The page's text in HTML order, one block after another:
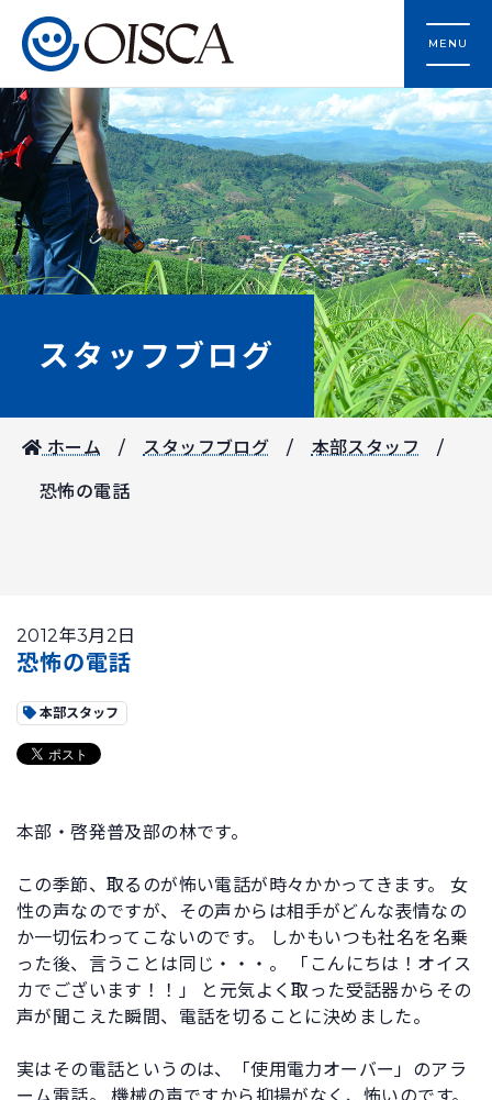
MENU
スタッフブログ
ホーム スタッフブログ 本部スタッフ
恐怖の電話
2012年3月2日
恐怖の電話
本部スタッフ
本部・啓発普及部の林です。
この季節、取るのが怖い電話が時々かかってきます。 女
性の声なのですが、その声からは相手がどんな表情なの
か一切伝わってこないのです。 しかもいつも社名を名乗
った後、言うことは同じ・・・。 「こんにちは！オイス
カでございます！！」 と元気よく取った受話器からその
声が聞こえた瞬間、電話を切ることに決めました。
実はその電話というのは、「使用電力オーバー」のアラ